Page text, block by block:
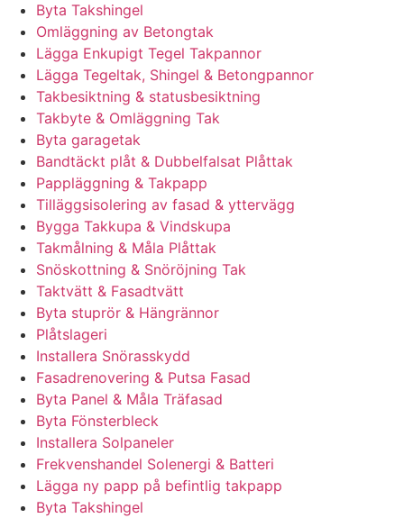
Byta Takshingel
Omläggning av Betongtak
Lägga Enkupigt Tegel Takpannor
Lägga Tegeltak, Shingel & Betongpannor
Takbesiktning & statusbesiktning
Takbyte & Omläggning Tak
Byta garagetak
Bandtäckt plåt & Dubbelfalsat Plåttak
Pappläggning & Takpapp
Tilläggsisolering av fasad & yttervägg
Bygga Takkupa & Vindskupa
Takmålning & Måla Plåttak
Snöskottning & Snöröjning Tak
Taktvätt & Fasadtvätt
Byta stuprör & Hängrännor
Plåtslageri
Installera Snörasskydd
Fasadrenovering & Putsa Fasad
Byta Panel & Måla Träfasad
Byta Fönsterbleck
Installera Solpaneler
Frekvenshandel Solenergi & Batteri
Lägga ny papp på befintlig takpapp
Byta Takshingel